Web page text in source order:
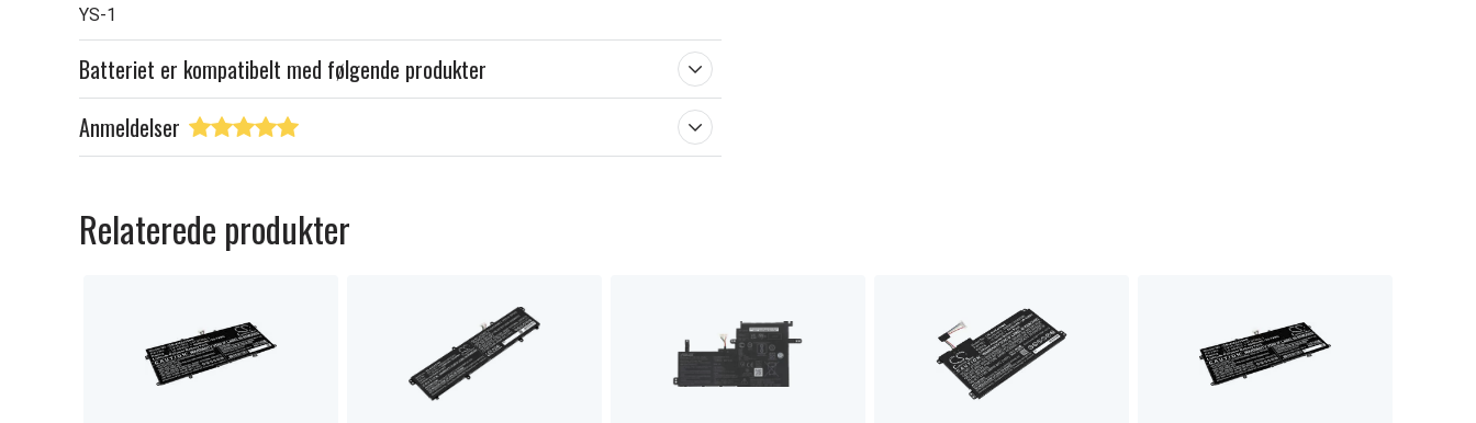
YS-1
Batteriet er kompatibelt med følgende produkter
Anmeldelser
Relaterede produkter